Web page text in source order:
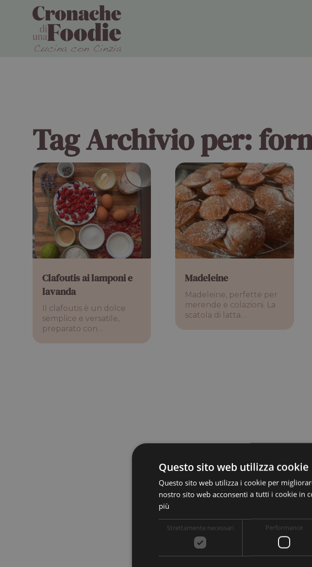
Tag Archivio per:
Clafoutis ai lamponi e
lavanda
Il clafoutis è un dolce
semplice e versatile,
preparato con…
Madeleine
Madeleine, perfette per
merende e colazioni. La
scatola di latta…
Questo sito web utilizza cookie
Questo sito web utilizza i cookie per
nostro sito web acconsenti a tutti i cookie in
più
Strettamente necessari Performance